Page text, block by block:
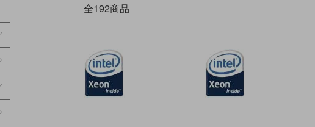
全192商品